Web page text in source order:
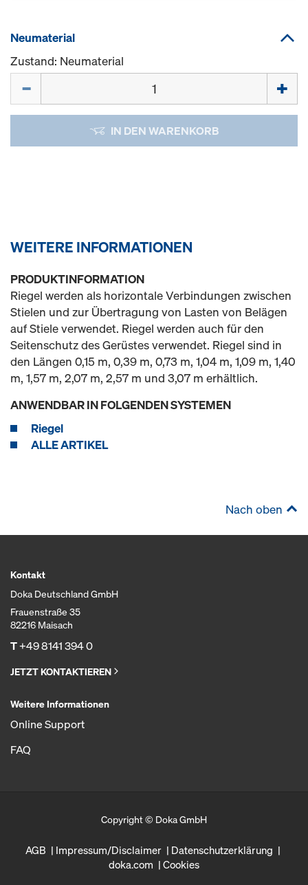
Neumaterial
Zustand: Neumaterial
IN DEN WARENKORB
WEITERE INFORMATIONEN
PRODUKTINFORMATION
Riegel werden als horizontale Verbindungen zwischen
Stielen und zur Übertragung von Lasten von Belägen
auf Stiele verwendet. Riegel werden auch für den
Seitenschutz des Gerüstes verwendet. Riegel sind in
den Längen 0,15 m, 0,39 m, 0,73 m, 1,04 m, 1,09 m, 1,40
m, 1,57 m, 2,07 m, 2,57 m und 3,07 m erhältlich.
ANWENDBAR IN FOLGENDEN SYSTEMEN
Riegel
ALLE ARTIKEL
Nach oben
Kontakt
Doka Deutschland GmbH
Frauenstraße 35
82216 Maisach
T+49 8141 394 0
JETZT KONTAKTIEREN
Weitere Informationen
Online Support
FAQ
Copyright © Doka GmbH
AGB Impressum/Disclaimer
Datenschutzerklärung
doka.com
Cookies